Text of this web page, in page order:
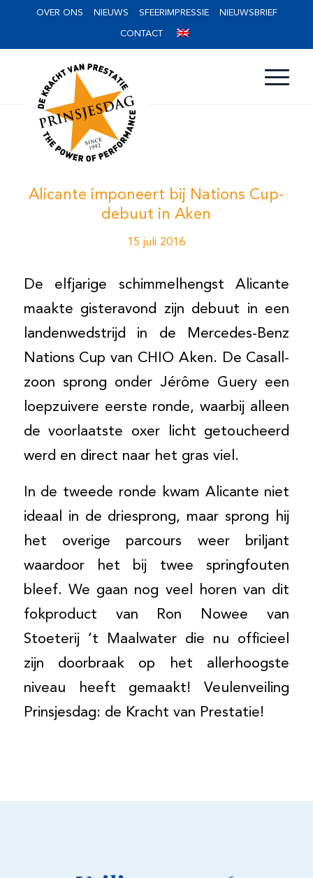
OVER ONS NIEUWS SFEERIMPRESSIE NIEUWSBRIEF
CONTACT
Alicante imponeert bij Nations Cup-
debuut in Aken
15 juli 2016
De elfjarige schimmelhengst Alicante
maakte gisteravond zijn debuut in een
landenwedstrijd in de Mercedes-Benz
Nations Cup van CHIO Aken. De Casall-
zoon sprong onder Jérôme Guery een
loepzuivere eerste ronde, waarbij alleen
de voorlaatste oxer licht getoucheerd
werd en direct naar het gras viel.
In de tweede ronde kwam Alicante niet
ideaal in de driesprong, maar sprong hij
het overige parcours weer briljant
waardoor het bij twee springfouten
bleef. We gaan nog veel horen van dit
fokproduct van Ron Nowee van
Stoeterij ’t Maalwater die nu officieel
zijn doorbraak op het allerhoogste
niveau heeft gemaakt! Veulenveiling
Prinsjesdag: de Kracht van Prestatie!